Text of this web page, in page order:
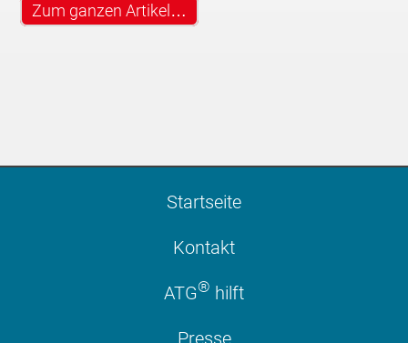
Zum ganzen Artikel…
Startseite
Kontakt
ATG® hilft
Presse